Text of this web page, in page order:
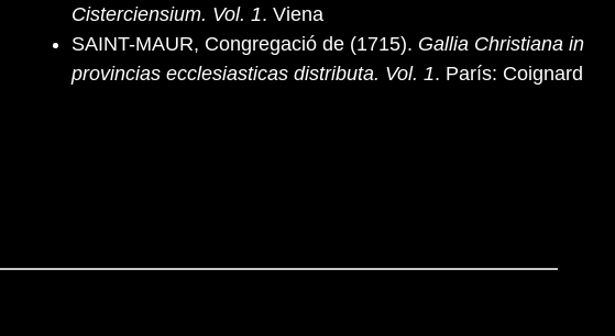
Cisterciensium. Vol. 1. Viena
SAINT-MAUR, Congregació de (1715). Gallia Christiana in
provincias ecclesiasticas distributa. Vol. 1. París: Coignard